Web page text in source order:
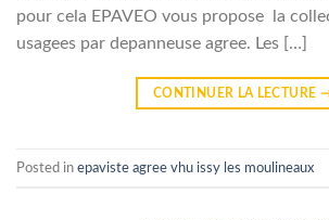
pour cela EPAVEO vous propose la
usagees par depanneuse agree. Les […]
CONTINUER LA LECTURE
Posted in epaviste agree vhu issy les moulineaux